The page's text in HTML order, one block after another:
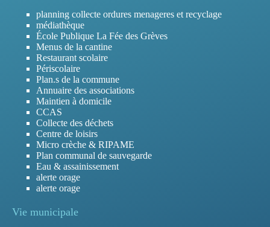
planning collecte ordures menageres et recyclage
médiathèque
École Publique La Fée des Grèves
Menus de la cantine
Restaurant scolaire
Périscolaire
Plan.s de la commune
Annuaire des associations
Maintien à domicile
CCAS
Collecte des déchets
Centre de loisirs
Micro crèche & RIPAME
Plan communal de sauvegarde
Eau & assainissement
alerte orage
alerte orage
Vie municipale